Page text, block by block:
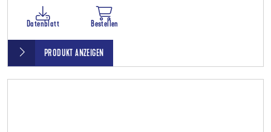
Datenblatt Bestellen
PRODUKT ANZEIGEN